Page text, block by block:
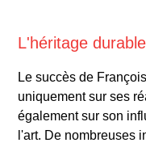
L'héritage
Le succès de
uniquement sur ses
également sur son
l'art. De nombreuses